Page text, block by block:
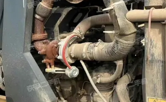
提
交
即
示
您
同
意
《隐
铁甲龙总部 4000099032 认证经纪人